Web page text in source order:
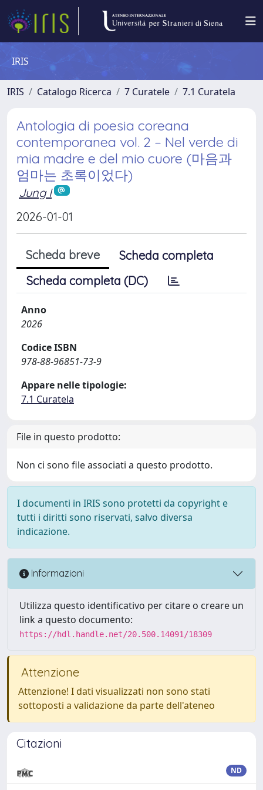
IRIS
IRIS Catalogo Ricerca 7 Curatele 7.1 Curatela
Antologia di poesia coreana
contemporanea vol. 2 – Nel verde di
mia madre e del mio cuore (마음과
엄마는 초록이었다)
Jung I
2026-01-01
Scheda breve
Scheda completa
Scheda completa (DC)
Anno
2026
Codice ISBN
978-88-96851-73-9
Appare nelle tipologie:
7.1 Curatela
File in questo prodotto:
Non ci sono file associati a questo prodotto.
I documenti in IRIS sono protetti da copyright e
tutti i diritti sono riservati, salvo diversa
indicazione.
Informazioni
Utilizza questo identificativo per citare o creare un
link a questo documento:
https://hdl.handle.net/20.500.14091/18309
Attenzione
Attenzione! I dati visualizzati non sono stati
sottoposti a validazione da parte dell'ateneo
Citazioni
ND